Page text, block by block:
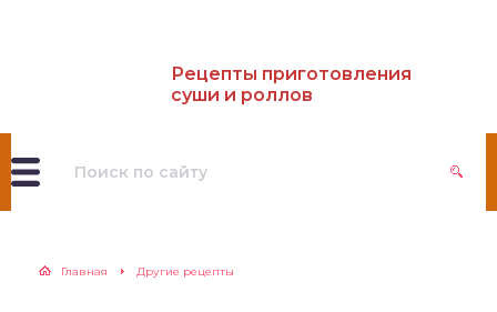
Рецепты приготовления
суши и роллов
Главная Другие рецепты